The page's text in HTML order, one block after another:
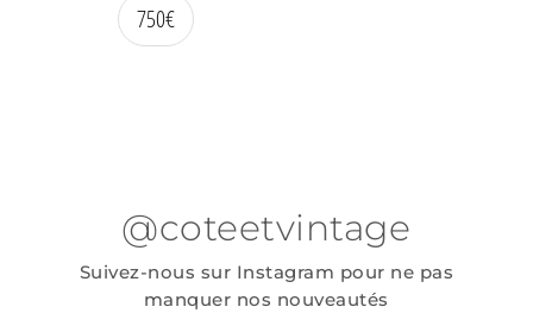
750€
@coteetvintage
Suivez-nous sur Instagram pour ne pas
manquer nos nouveautés